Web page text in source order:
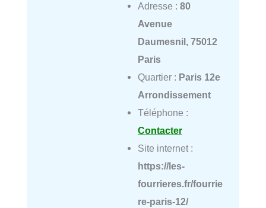
Adresse : 80
Avenue
Daumesnil, 75012
Paris
Quartier : Paris 12e
Arrondissement
Téléphone :
Contacter
Site internet :
https://les-
fourrieres.fr/fourrie
re-paris-12/